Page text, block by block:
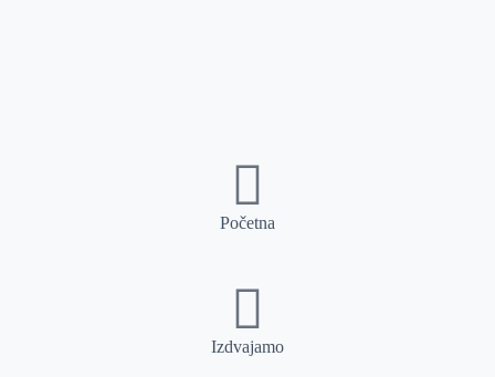
Početna
Izdvajamo